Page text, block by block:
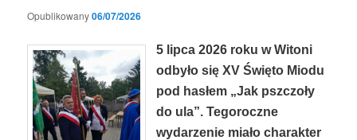
Opublikowany06/07/2026
5 lipca 2026 roku w Witoni
odbyło się XV Święto Miodu
pod hasłem „Jak pszczoły
do ula”. Tegoroczne
wydarzenie miało charakter